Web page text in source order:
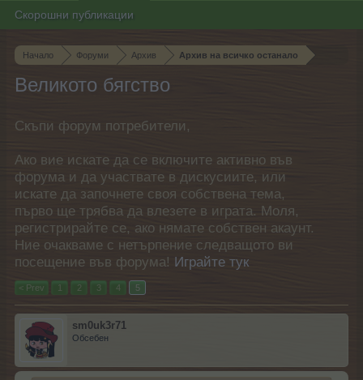
Начало Форуми Архив Архив на всичко останало
Великото бягство
Скъпи форум потребители,
Ако вие искате да се включите активно във
форума и да участвате в дискусиите, или
искате да започнете своя собствена тема,
първо ще трябва да влезете в играта. Моля,
регистрирайте се, ако нямате собствен акаунт.
Ние очакваме с нетърпение следващото ви
посещение във форума! Играйте тук
< Prev 1 2 3 4 5
sm0uk3r71
Обсебен
Скорошни публикации